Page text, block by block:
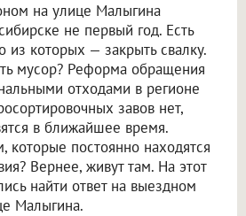
на улице Малыгина
не первый год. Есть
из которых — закрыть свалку.
мусор? Реформа обращения
отходами в регионе
завов нет,
в ближайшее время.
которые постоянно находятся
Вернее, живут там. На этот
найти ответ на выездном
Малыгина.